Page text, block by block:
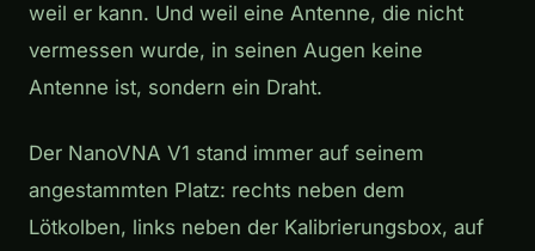
weil er kann. Und weil eine Antenne, die nicht
vermessen wurde, in seinen Augen keine
Antenne ist, sondern ein Draht.
Der NanoVNA V1 stand immer auf seinem
angestammten Platz: rechts neben dem
Lötkolben, links neben der Kalibrierungsbox, auf